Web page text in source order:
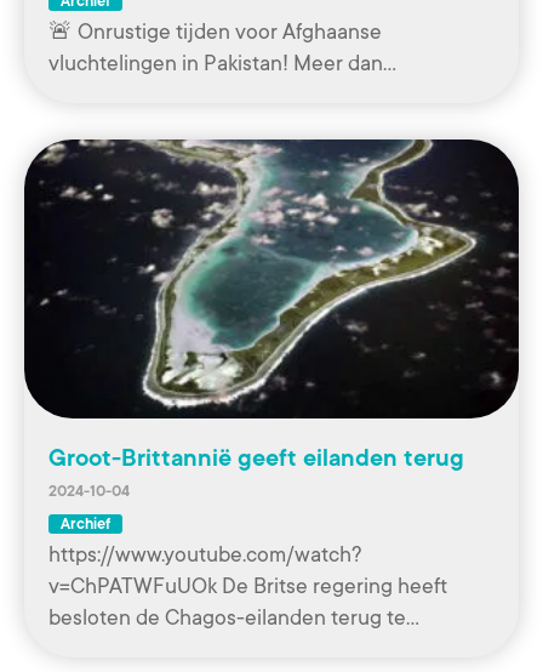
🚨 Onrustige tijden voor Afghaanse
vluchtelingen in Pakistan! Meer dan…
Groot-Brittannië geeft eilanden terug
2024-10-04
Archief
https://www.youtube.com/watch?
v=ChPATWFuUOk De Britse regering heeft
besloten de Chagos-eilanden terug te…